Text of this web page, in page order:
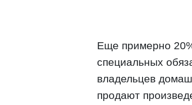
Еще примерно
специальных
владельцев
продают